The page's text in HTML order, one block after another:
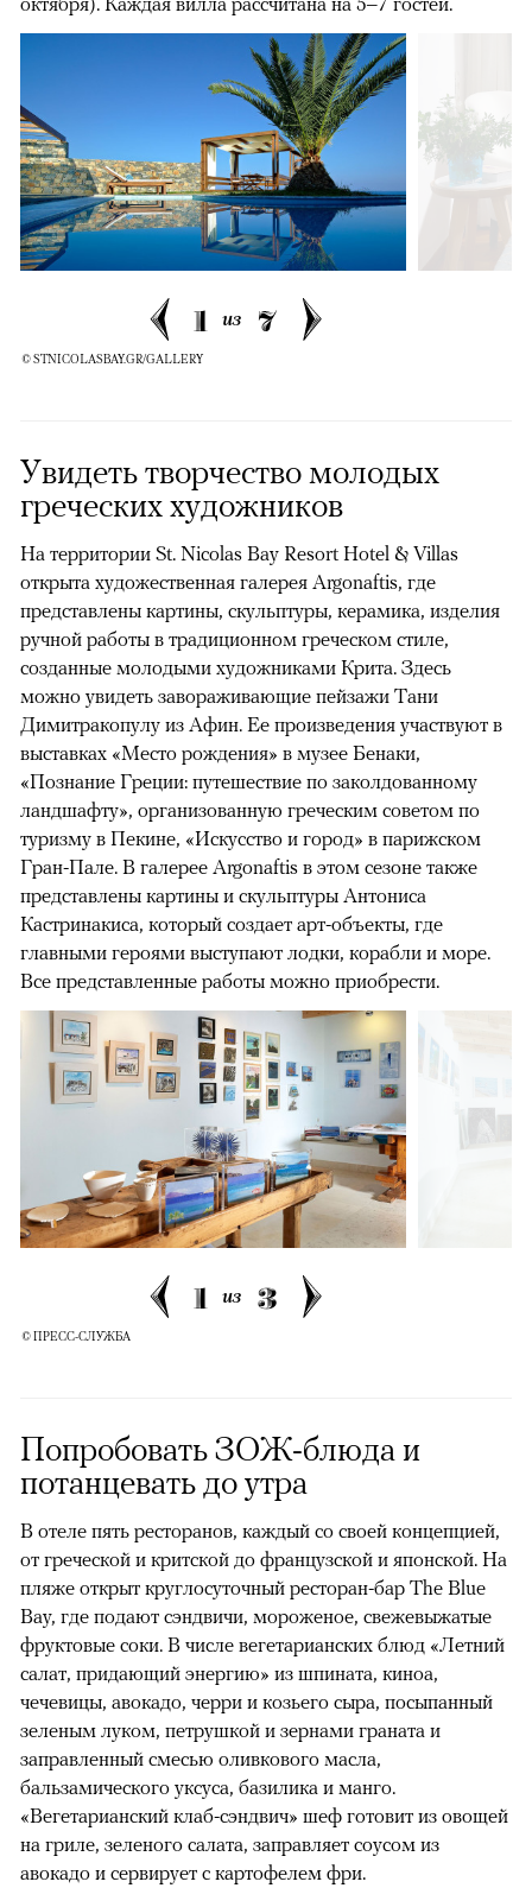
1 из 7
© STNICOLASBAY.GR/GALLERY
Увидеть творчество молодых
греческих художников
На территории St. Nicolas Bay Resort Hotel & Villas
открыта художественная галерея Argonaftis, где
представлены картины, скульптуры, керамика, изделия
ручной работы в традиционном греческом стиле,
созданные молодыми художниками Крита. Здесь
можно увидеть завораживающие пейзажи Тани
Димитракопулу из Афин. Ее произведения участвуют в
выставках «Место рождения» в музее Бенаки,
«Познание Греции: путешествие по заколдованному
ландшафту», организованную греческим советом по
туризму в Пекине, «Искусство и город» в парижском
Гран-Пале. В галерее Argonaftis в этом сезоне также
представлены картины и скульптуры Антониса
Кастринакиса, который создает арт-объекты, где
главными героями выступают лодки, корабли и море.
Все представленные работы можно приобрести.
1 из 3
© ПРЕСС-СЛУЖБА
Попробовать ЗОЖ-блюда и
потанцевать до утра
В отеле пять ресторанов, каждый со своей концепцией,
от греческой и критской до французской и японской. На
пляже открыт круглосуточный ресторан-бар The Blue
Bay, где подают сэндвичи, мороженое, свежевыжатые
фруктовые соки. В числе вегетарианских блюд «Летний
салат, придающий энергию» из шпината, киноа,
чечевицы, авокадо, черри и козьего сыра, посыпанный
зеленым луком, петрушкой и зернами граната и
заправленный смесью оливкового масла,
бальзамического уксуса, базилика и манго.
«Вегетарианский клаб-сэндвич» шеф готовит из овощей
на гриле, зеленого салата, заправляет соусом из
авокадо и сервирует с картофелем фри.